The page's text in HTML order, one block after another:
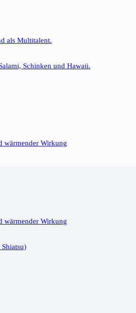
als Multitalent.
Schinken und Hawaii.
wärmender Wirkung
wärmender Wirkung